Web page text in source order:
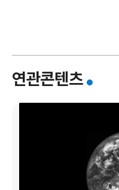
한
연관콘텐츠